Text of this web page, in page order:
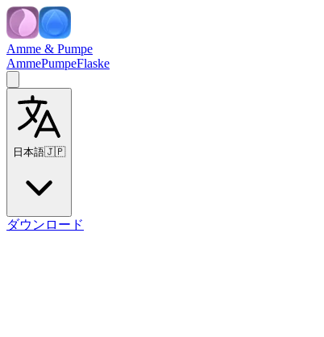
Amme & Pumpe
AmmePumpeFlaske
日本語🇯🇵
ダウンロード